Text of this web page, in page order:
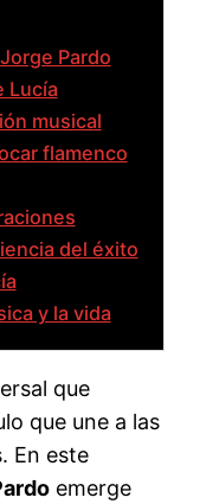
Pardo
Lucía
musical
flamenco
del éxito
y la vida
que
que une a las
En este
emerge